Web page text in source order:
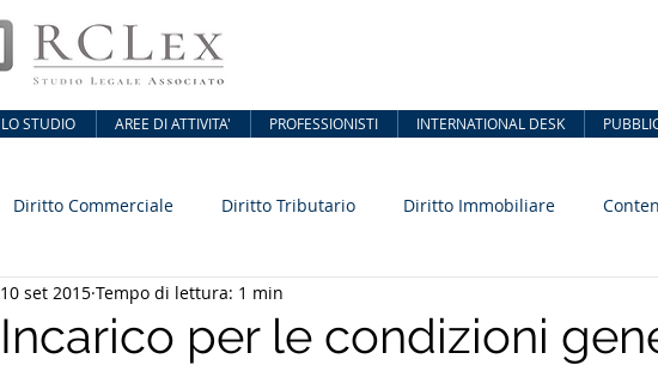
LO STUDIO AREE DI ATTIVITA' PROFESSIONISTI INTERNATIONAL DESK
Diritto Commerciale Diritto Tributario Diritto Immobiliare
Incarico per le condizioni
10 set 2015 Tempo di lettura: 1 min